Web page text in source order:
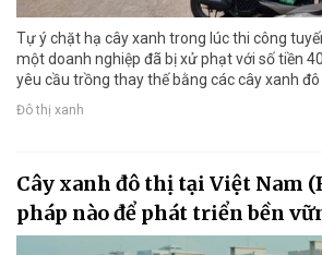
Tự ý chặt hạ cây xanh trong lúc thi công
một doanh nghiệp đã bị xử phạt với số tiền
yêu cầu trồng thay thế bằng các cây xanh đô
Đô thị xanh
Cây xanh đô thị tại Việt Nam
pháp nào để phát triển bền